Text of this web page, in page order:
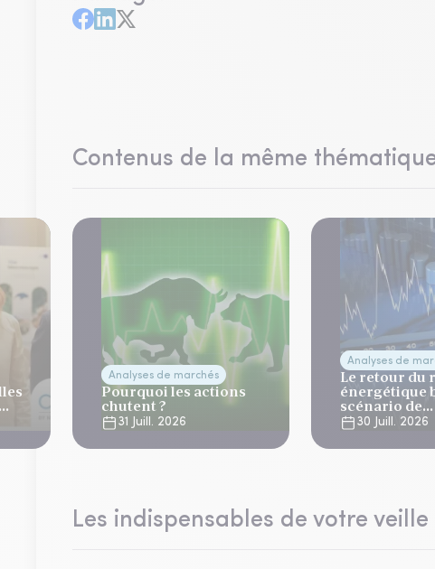
Contenus de la même
Analyses de marchés
Pourquoi les actions
chutent ?
31 Juill. 2026
Analyses de
Le retour du
énergétique
scénario de
normalisation
30 Juill. 2026
Les indispensables de votre